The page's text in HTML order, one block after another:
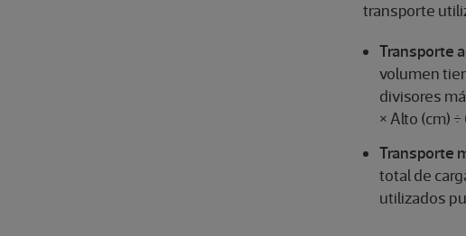
transporte
Transporte
volumen
divisores
× Alto (cm)
Transporte
total de
utilizados